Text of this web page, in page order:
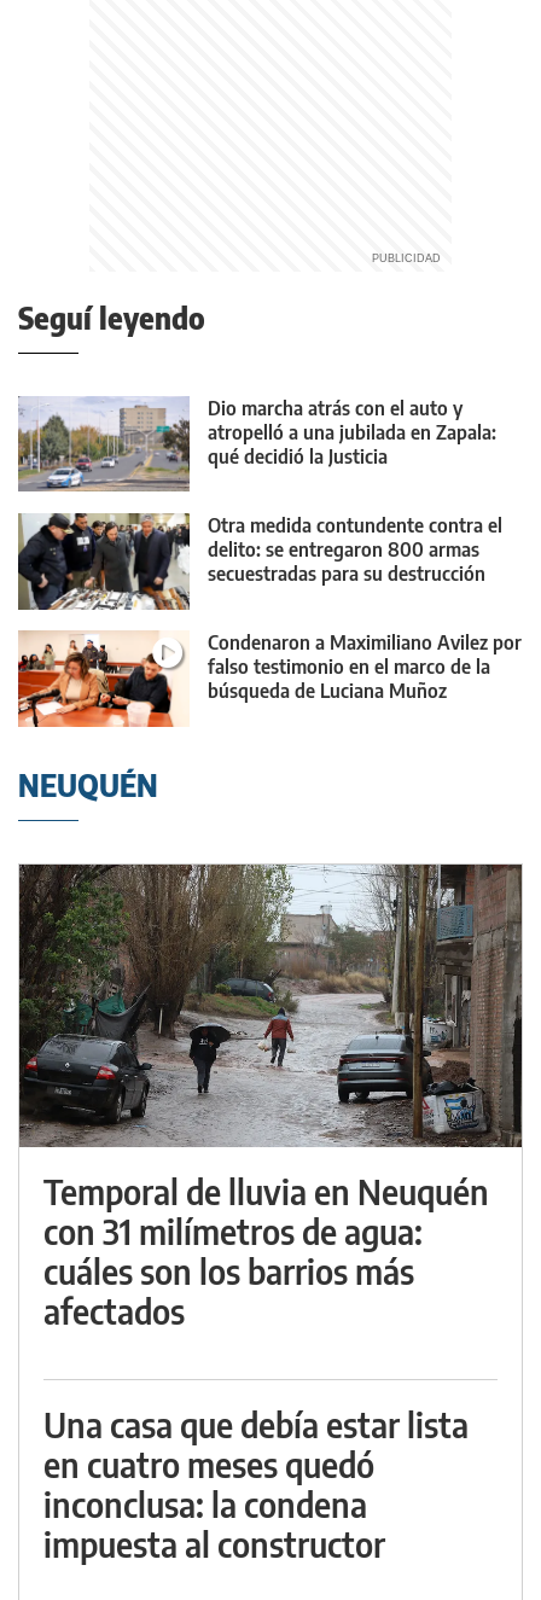
Seguí leyendo
Dio marcha atrás con el auto y
atropelló a una jubilada en Zapala:
qué decidió la Justicia
Otra medida contundente contra el
delito: se entregaron 800 armas
secuestradas para su destrucción
Condenaron a Maximiliano Avilez por
falso testimonio en el marco de la
búsqueda de Luciana Muñoz
NEUQUÉN
Temporal de lluvia en Neuquén
con 31 milímetros de agua:
cuáles son los barrios más
afectados
Una casa que debía estar lista
en cuatro meses quedó
inconclusa: la condena
impuesta al constructor